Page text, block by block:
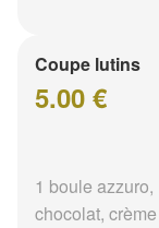
Coupe lutins
5.00 €
1 boule
chocolat,